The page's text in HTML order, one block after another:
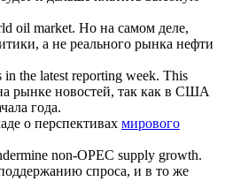
oil market. Но на самом деле,
а не реального рынка нефти
in the latest reporting week. This
рынке новостей, так как в США
года.
о перспективах мирового
non-OPEC supply growth.
спроса, и в то же